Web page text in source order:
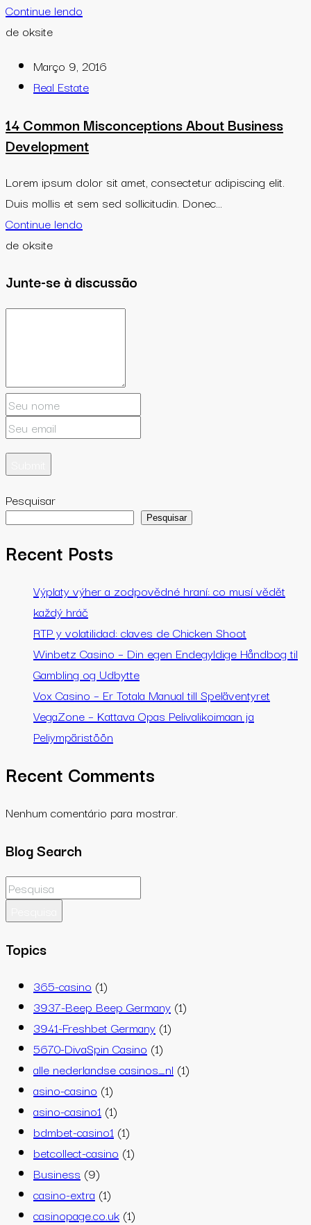
Continue lendo
de oksite
Março 9, 2016
Real Estate
14 Common Misconceptions About Business
Development
Lorem ipsum dolor sit amet, consectetur adipiscing elit.
Duis mollis et sem sed sollicitudin. Donec...
Continue lendo
de oksite
Junte-se à discussão
Pesquisar
Pesquisar
Recent Posts
Výplaty výher a zodpovědné hraní: co musí vědět
každý hráč
RTP y volatilidad: claves de Chicken Shoot
Winbetz Casino – Din egen Endegyldige Håndbog til
Gambling og Udbytte
Vox Casino – Er Totala Manual till Speläventyret
VegaZone – Kattava Opas Pelivalikoimaan ja
Peliympäristöön
Recent Comments
Nenhum comentário para mostrar.
Blog Search
Topics
365-casino (1)
3937-Beep Beep Germany (1)
3941-Freshbet Germany (1)
5670-DivaSpin Casino (1)
alle nederlandse casinos_nl (1)
asino-casino (1)
asino-casino1 (1)
bdmbet-casino1 (1)
betcollect-casino (1)
Business (9)
casino-extra (1)
casinopage.co.uk (1)